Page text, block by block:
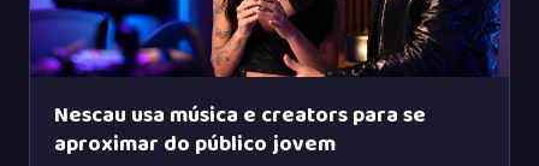
Nescau usa música e creators para se
aproximar do público jovem